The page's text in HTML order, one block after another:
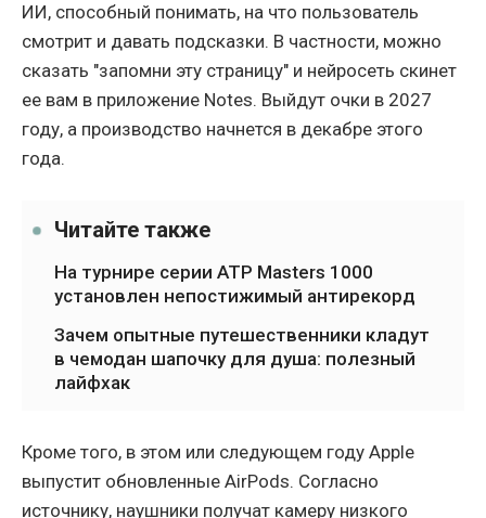
ИИ, способный понимать, на что пользователь
смотрит и давать подсказки. В частности, можно
сказать "запомни эту страницу" и нейросеть скинет
ее вам в приложение Notes. Выйдут очки в 2027
году, а производство начнется в декабре этого
года.
Читайте также
На турнире серии ATP Masters 1000
установлен непостижимый антирекорд
Зачем опытные путешественники кладут
в чемодан шапочку для душа: полезный
лайфхак
Кроме того, в этом или следующем году Apple
выпустит обновленные AirPods. Согласно
источнику, наушники получат камеру низкого